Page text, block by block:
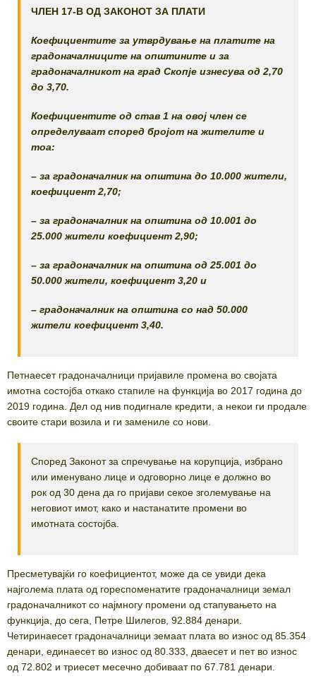
ЧЛЕН 17-В ОД ЗАКОНОТ ЗА ПЛАТИ
Коефициентите за утврдување на платите на
градоначалниците на општините и за
градоначалникот на град Скопје изнесува од 2,70
до 3,70.
Коефициентите од став 1 на овој член се
определуваат според бројот на жителите и
тоа:
– за градоначалник на општина до 10.000 жители,
коефициент 2,70;
– за градоначалник на општина од 10.001 до
25.000 жители коефициент 2,90;
– за градоначалник на општина од 25.001 до
50.000 жители, коефициент 3,20 и
– градоначалник на општина со над 50.000
жители коефициент 3,40.
Петнаесет градоначалници пријавиле промена во својата
имотна состојба откако стапиле на функција во 2017 година до
2019 година. Дел од нив подигнале кредити, а некои ги продале
своите стари возила и ги замениле со нови.
Според Законот за спречување на корупција, избрано
или именувано лице и одговорно лице е должно во
рок од 30 дена да го пријави секое зголемување на
неговиот имот, како и настанатите промени во
имотната состојба.
Пресметувајќи го коефициентот, може да се увиди дека
најголема плата од гореспоменатите градоначалници земал
градоначалникот со најмногу промени од стапувањето на
функција, до сега, Петре Шилегов, 92.884 денари.
Четиринаесет градоначалници земаат плата во износ од 85.354
денари, единаесет во износ од 80.333, дваесет и пет во износ
од 72.802 и триесет месечно добиваат по 67.781 денари.